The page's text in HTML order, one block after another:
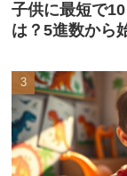
子供に最短で
は？5進数から